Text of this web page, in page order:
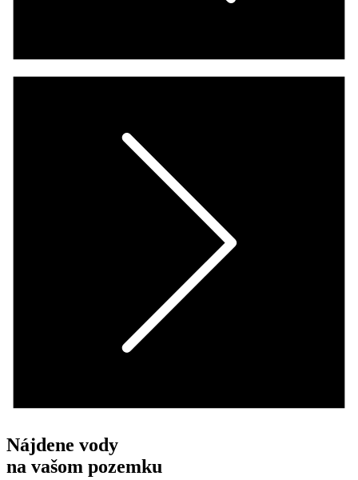
Nájdene vody
na vašom pozemku